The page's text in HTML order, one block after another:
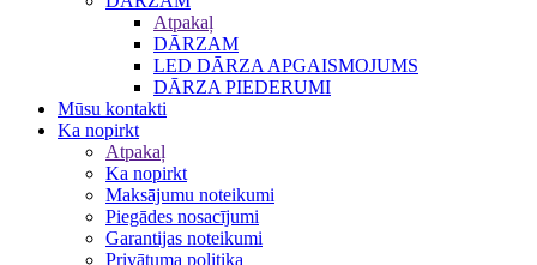
Atpakaļ
DĀRZAM
LED DĀRZA APGAISMOJUMS
DĀRZA PIEDERUMI
Mūsu kontakti
Ka nopirkt
Atpakaļ
Ka nopirkt
Maksājumu noteikumi
Piegādes nosacījumi
Garantijas noteikumi
Privātuma politika